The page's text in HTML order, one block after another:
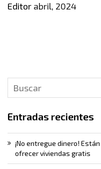
Editor abril, 2024
Entradas recientes
¡No entregue dinero!
ofrecer viviendas gratis